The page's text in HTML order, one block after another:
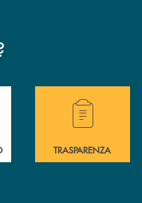
Banca. immediata?
Hai bisogno di
TRASPARENZA